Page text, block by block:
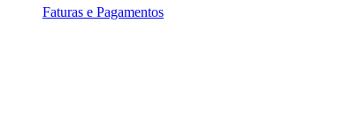
Faturas e Pagamentos